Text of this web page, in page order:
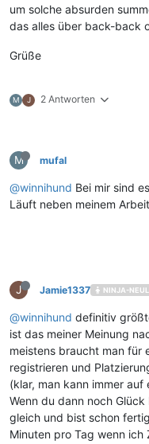
um solche absurden
das alles über back-back
Grüße
M J 2 Antworten
M mufal
@winnihund Bei mir sind
Läuft neben meinem
J Jamie1337 NINJA-
@winnihund definitiv
ist das meiner Meinung
meistens braucht man für
registrieren und
(klar, man kann immer
Wenn du dann noch
gleich und bist schon
Minuten pro Tag wenn